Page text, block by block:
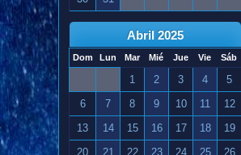
Abril 2025
Dom Lun Mar Mié Jue Vie Sáb
1 2 3 4
5
6
7 8 9 10 11
12
13
14 15 16 17 18
19
20
21 22 23 24 25 26